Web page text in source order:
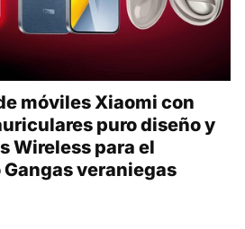
móviles Xiaomi con
puro diseño y
Wireless para el
veraniegas